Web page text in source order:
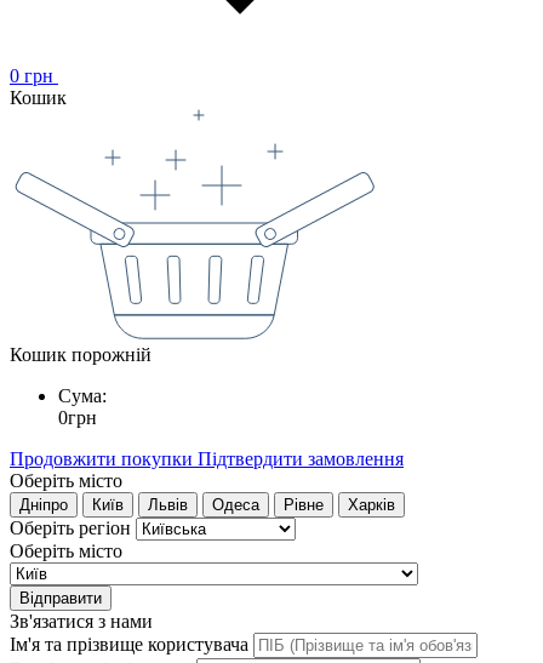
0 грн
Кошик
Кошик порожній
Сума:
0грн
Продовжити покупки Підтвердити замовлення
Оберіть місто
Дніпро Київ Львів Одеса Рівне Харків
Оберіть регіон
Оберіть місто
Відправити
Зв'язатися з нами
Ім'я та прізвище користувача